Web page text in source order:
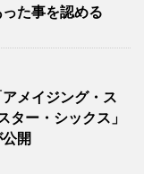
た事を認める
メイジング・ス
ター・シックス」
開